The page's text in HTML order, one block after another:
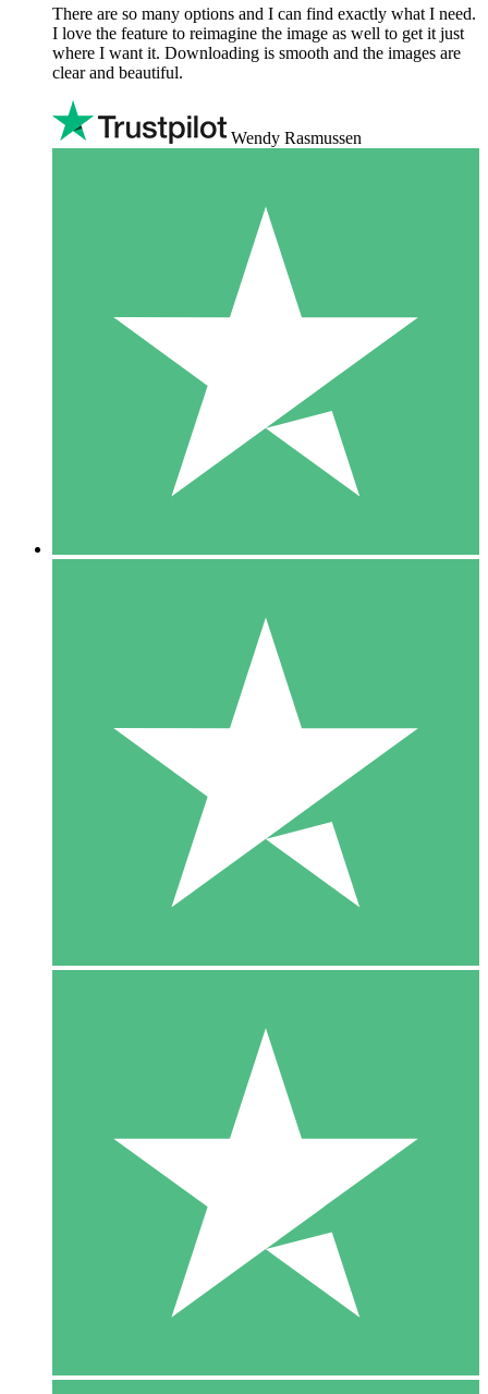
There are so many options and I can find exactly what I need.
I love the feature to reimagine the image as well to get it just
where I want it. Downloading is smooth and the images are
clear and beautiful.
Wendy Rasmussen